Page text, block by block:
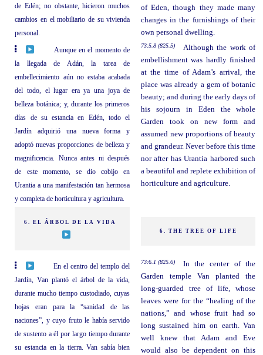
de Edén; no obstante, hicieron muchos
cambios en el mobiliario de su vivienda
personal.
of Eden, though they made many
changes in the furnishings of their
own personal dwelling.
Aunque en el momento de
la llegada de Adán, la tarea de
embellecimiento aún no estaba acabada
del todo, el lugar era ya una joya de
belleza botánica; y, durante los primeros
días de su estancia en Edén, todo el
Jardín adquirió una nueva forma y
adoptó nuevas proporciones de belleza y
magnificencia. Nunca antes ni después
de este momento, se dio cobijo en
Urantia a una manifestación tan hermosa
y completa de horticultura y agricultura.
73:5.8 (825.5)
Although the work of
embellishment was hardly finished
at the time of Adam’s arrival, the
place was already a gem of botanic
beauty; and during the early days of
his sojourn in Eden the whole
Garden took on new form and
assumed new proportions of beauty
and grandeur. Never before this time
nor after has Urantia harbored such
a beautiful and replete exhibition of
horticulture and agriculture.
6. EL ÁRBOL DE LA VIDA
6. THE TREE OF LIFE
En el centro del templo del
Jardín, Van plantó el árbol de la vida,
durante mucho tiempo custodiado, cuyas
hojas eran para la “sanidad de las
naciones”, y cuyo fruto le había servido
de sustento a él por largo tiempo durante
su estancia en la tierra. Van sabía bien
73:6.1 (825.6)
In the center of the
Garden temple Van planted the
long-guarded tree of life, whose
leaves were for the “healing of the
nations,” and whose fruit had so
long sustained him on earth. Van
well knew that Adam and Eve
would also be dependent on this